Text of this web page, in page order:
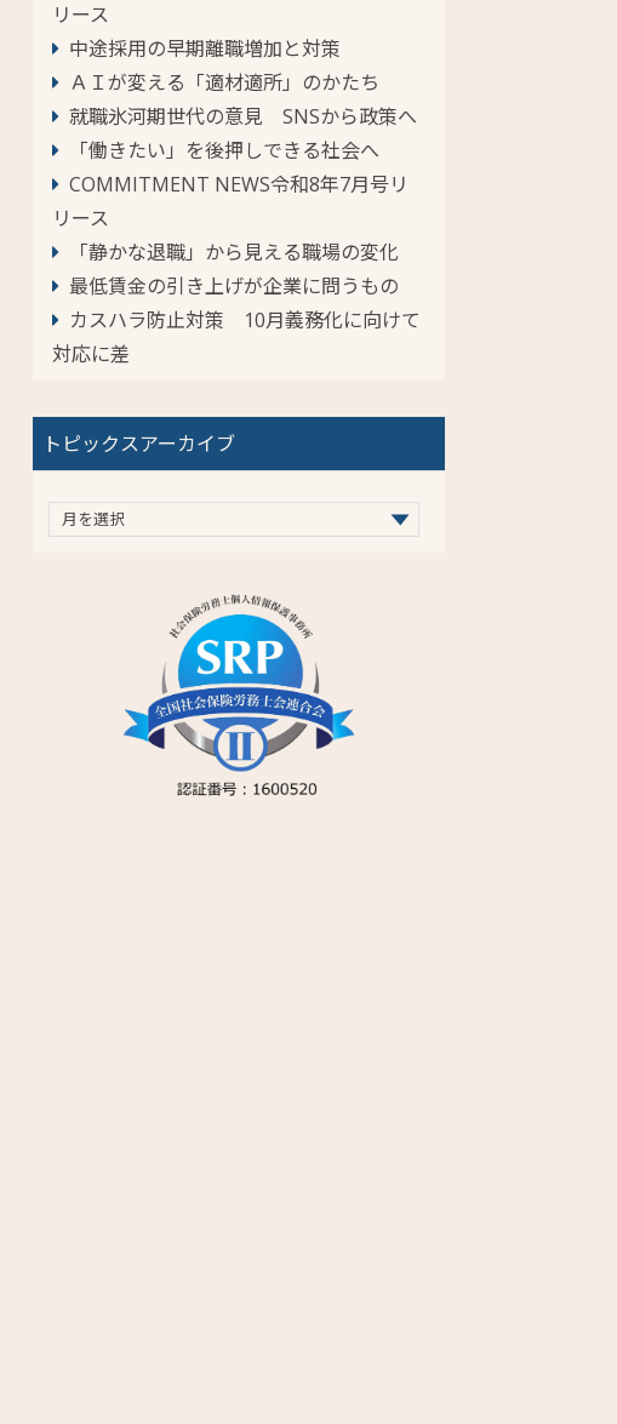
リース
中途採用の早期離職増加と対策
ＡＩが変える「適材適所」のかたち
就職氷河期世代の意見 SNSから政策へ
「働きたい」を後押しできる社会へ
COMMITMENT NEWS令和8年7月号リ
リース
「静かな退職」から見える職場の変化
最低賃金の引き上げが企業に問うもの
カスハラ防止対策 10月義務化に向けて
対応に差
トピックスアーカイブ